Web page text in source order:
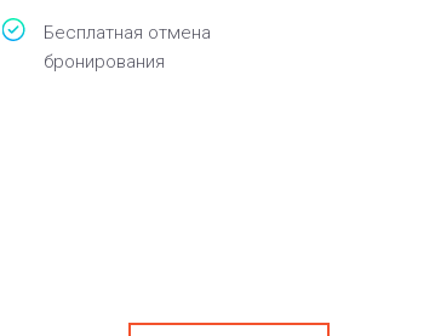
Бесплатная отмена
бронирования